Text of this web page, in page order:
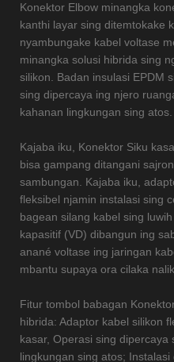
Konektor Elbow minangka
kanthi layar sing ditemtokake
nyambungake kabel voltase
minangka solusi hibrida sing
silikon. Badan insulasi EPDM
sing dipercaya ing njero
kahanan lingkungan sing atos.
Kajaba iku, Konektor Siku
bisa gampang ditangani
sambungan. Kajaba iku,
fleksibel njamin instalasi sing
bagean silang kabel sing
kapasitif (VD) dibangun ing
anané voltase ing jaringan
mbantu supaya ora cilaka
Fitur tombol babagan
hibrida: Adaptor kabel silikon
kasar, Operasi sing dipercaya
lingkungan sing atos;